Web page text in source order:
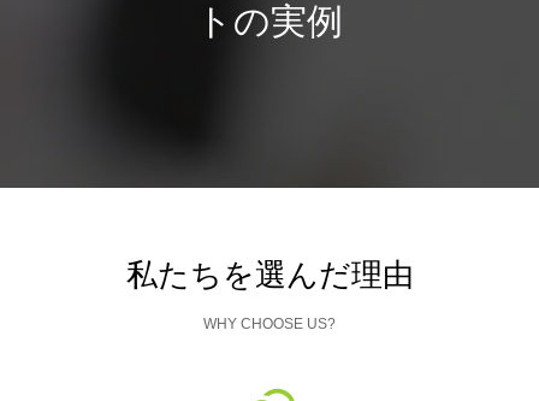
トの実例
私たちを選んだ理由
WHY CHOOSE US?